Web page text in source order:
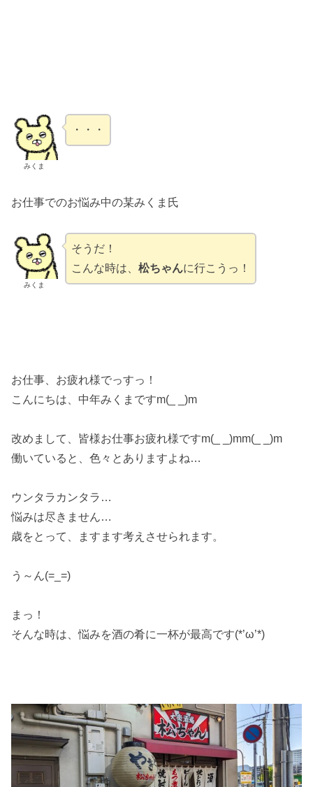
みくま
・・・
お仕事でのお悩み中の某みくま氏
みくま
そうだ！
こんな時は、 松ちゃんに行こうっ！
お仕事、お疲れ様でっすっ！
こんにちは、中年みくまですm(_ _)m
改めまして、皆様お仕事お疲れ様ですm(_ _)mm(_ _)m
働いていると、色々とありますよね…
ウンタラカンタラ…
悩みは尽きません…
歳をとって、ますます考えさせられます。
う～ん(=_=)
まっ！
そんな時は、悩みを酒の肴に一杯が最高です(*’ω’*)